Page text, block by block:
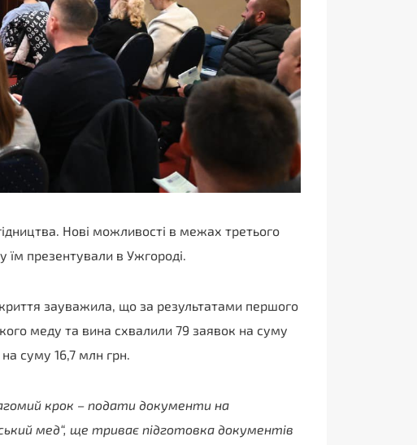
Нові можливості в межах третього
їм презентували в Ужгороді.
зауважила, що за результатами першого
меду та вина схвалили 79 заявок на суму
суму 16,7 млн грн.
крок – подати документи на
мед“, ще триває підготовка документів